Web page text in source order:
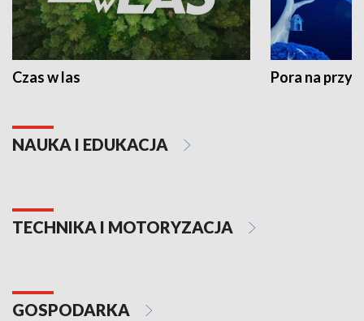
Czas w las Pora na
NAUKA I EDUKACJA
TECHNIKA I MOTORYZACJA
GOSPODARKA